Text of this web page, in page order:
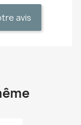
avis